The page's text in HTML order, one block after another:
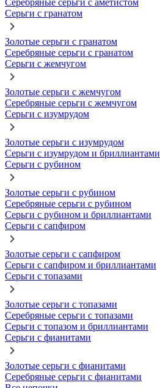
Серебряные серьги с аметистом
Серьги с гранатом
Золотые серьги с гранатом
Серебряные серьги с гранатом
Серьги с жемчугом
Золотые серьги с жемчугом
Серебряные серьги с жемчугом
Серьги с изумрудом
Золотые серьги с изумрудом
Серьги с изумрудом и бриллиантами
Серьги с рубином
Золотые серьги с рубином
Серебряные серьги с рубином
Серьги с рубином и бриллиантами
Серьги с сапфиром
Золотые серьги с сапфиром
Серьги с сапфиром и бриллиантами
Серьги с топазами
Золотые серьги с топазами
Серебряные серьги с топазами
Серьги с топазом и бриллиантами
Серьги с фианитами
Золотые серьги с фианитами
Серебряные серьги с фианитами